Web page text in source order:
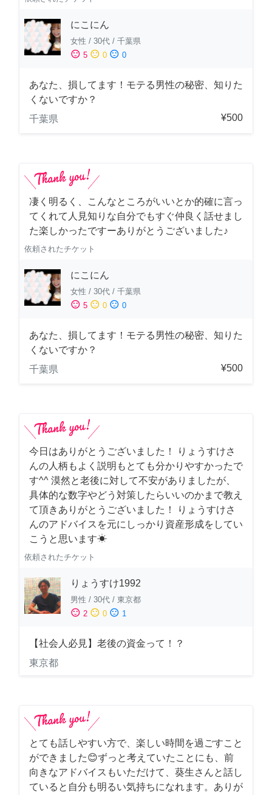
にこにん
女性 / 30代 / 千葉県
sentiment_satisfied 5 sentiment_neutral 0 sentiment_dissatisfied 0
あなた、損してます！モテる男性の秘密、知りた
くないですか？
千葉県
¥500
凄く明るく、こんなところがいいとか的確に言っ
てくれて人見知りな自分でもすぐ仲良く話せまし
た楽しかったですーありがとうございました♪
依頼されたチケット
にこにん
女性 / 30代 / 千葉県
sentiment_satisfied 5 sentiment_neutral 0 sentiment_dissatisfied 0
あなた、損してます！モテる男性の秘密、知りた
くないですか？
千葉県
¥500
今日はありがとうございました！ りょうすけさ
んの人柄もよく説明もとても分かりやすかったで
す^^ 漠然と老後に対して不安がありましたが、
具体的な数字やどう対策したらいいのかまで教え
て頂きありがとうございました！ りょうすけさ
んのアドバイスを元にしっかり資産形成をしてい
こうと思います☀︎
依頼されたチケット
りょうすけ1992
男性 / 30代 / 東京都
sentiment_satisfied 2 sentiment_neutral 0 sentiment_dissatisfied 1
【社会人必見】老後の資金って！？
東京都
とても話しやすい方で、楽しい時間を過ごすこと
ができました😊ずっと考えていたことにも、前
向きなアドバイスもいただけて、葵生さんと話し
ていると自分も明るい気持ちになれます。ありが